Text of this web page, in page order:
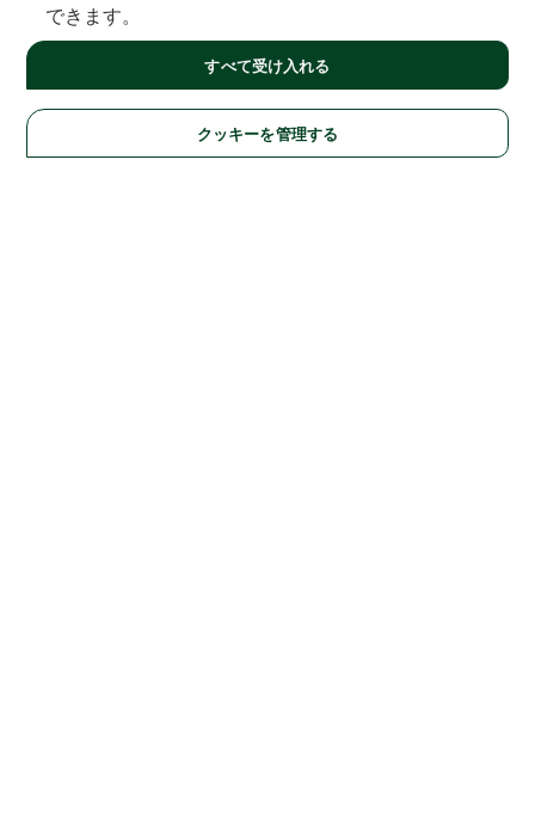
できます。
クッキーを管理する
すべて受け入れる